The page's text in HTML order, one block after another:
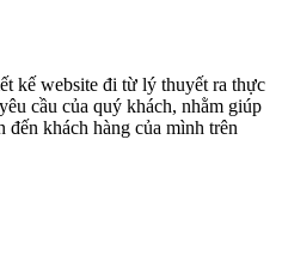
kế website đi từ lý thuyết ra thực
cầu của quý khách, nhằm giúp
đến khách hàng của mình trên